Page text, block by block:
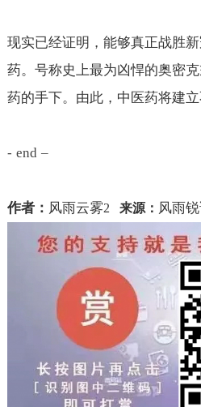
现实已经证明，能够真正战胜
药。号称史上最为凶悍的奥密
药的手下。由此，中医药将建立
- end –
作者： 风雨云雾2 来源： 风雨